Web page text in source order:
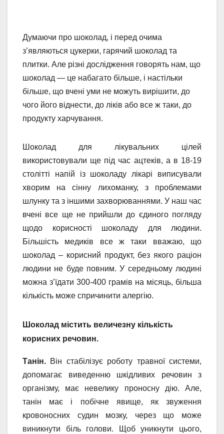
Думаючи про шоколад, і перед очима
з’являються цукерки, гарячий шоколад та
плитки. Але різні дослідження говорять нам, що
шоколад — це набагато більше, і настільки
більше, що вчені уми не можуть вирішити, до
чого його віднести, до ліків або все ж таки, до
продукту харчування.
Шоколад для лікувальних цілей
використовували ще під час ацтеків, а в 18-19
столітті напій із шоколаду лікарі виписували
хворим на сінну лихоманку, з проблемами
шлунку та з іншими захворюваннями. У наш час
вчені все ще не прийшли до єдиного погляду
щодо корисності шоколаду для людини.
Більшість медиків все ж таки вважаю, що
шоколад – корисний продукт, без якого раціон
людини не буде повним. У середньому людині
можна з’їдати 300-400 грамів на місяць, більша
кількість може спричинити алергію.
Шоколад містить величезну кількість
корисних речовин.
Танін. Він стабілізує роботу травної системи,
допомагає виведенню шкідливих речовин з
організму, має невелику проносну дію. Але,
танін має і побічне явище, як звуження
кровоносних судин мозку, через що може
виникнути біль голови. Щоб уникнути цього,